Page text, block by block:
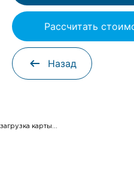
Рассчитать
Назад
загрузка карты...